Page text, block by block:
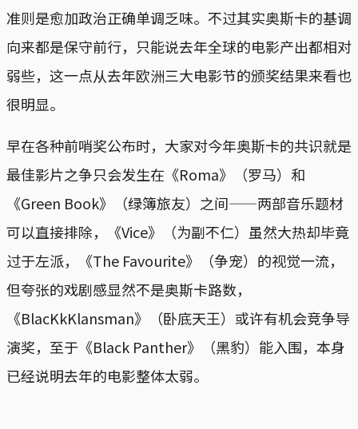
准则是愈加政治正确单调乏味。不过其实奥斯卡的基调
向来都是保守前行，只能说去年全球的电影产出都相对
弱些，这一点从去年欧洲三大电影节的颁奖结果来看也
很明显。
早在各种前哨奖公布时，大家对今年奥斯卡的共识就是
最佳影片之争只会发生在《Roma》（罗马）和
《Green Book》（绿簿旅友）之间——两部音乐题材
可以直接排除，《Vice》（为副不仁）虽然大热却毕竟
过于左派，《The Favourite》（争宠）的视觉一流，
但夸张的戏剧感显然不是奥斯卡路数，
《BlacKkKlansman》（卧底天王）或许有机会竞争导
演奖，至于《Black Panther》（黑豹）能入围，本身
已经说明去年的电影整体太弱。